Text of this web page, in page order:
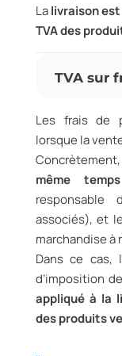
Lalivraison est
TVA des
TVA sur
Les frais de
lorsque la
même
associés), et
marchandise à
Dans ce
d’imposition
appliqué à la
des produits